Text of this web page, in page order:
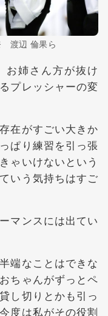
渡辺 倫果ら
お姉さん方が抜け
プレッシャーの変
在がすごい大きか
ぱり練習を引っ張
ゃいけないという
いう気持ちはすご
マンスには出てい
端なことはできな
ちゃんがずっとペ
し切りとかも引っ
度は私がその役割